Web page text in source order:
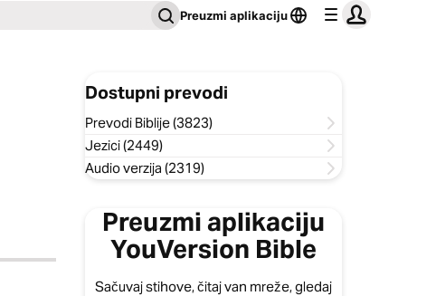
Preuzmi aplikaciju
Dostupni prevodi
Prevodi Biblije (3823)
Jezici (2449)
Audio verzija (2319)
Preuzmi aplikaciju
YouVersion Bible
Sačuvaj stihove, čitaj van mreže, gledaj